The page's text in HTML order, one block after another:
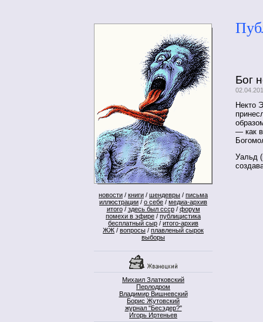
новости / книги / шендевры / письма
иллюстрации / о себе / медиа-архив
итого/ здесь был ссср/ форум
помехи в эфире / публицистика
бесплатный сыр / итого-архив
ЖЖ / вопросы / плавленый сырок
выборы
Михаил Златковский
Перлодром
Владимир Вишневский
Борис Жутовский
журнал "Бесэдер?"
Игорь Иртеньев
Бог
Некто
— как
Уальд